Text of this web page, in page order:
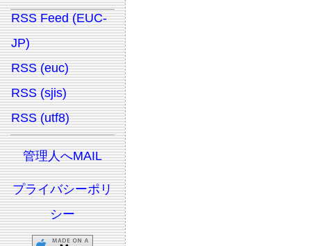
RSS Feed (EUC-
JP)
RSS (euc)
RSS (sjis)
RSS (utf8)
管理人へMAIL
プライバシーポリ
シー